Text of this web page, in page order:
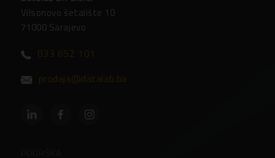
Vilsonovo šetalište 10
71000 Sarajevo
033 652 101
prodaja@datalab.ba